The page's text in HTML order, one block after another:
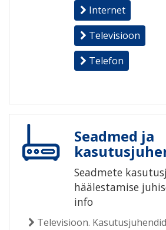
Internet
Televisioon
Telefon
Seadmed ja
Seadmete
häälestamise
info
Televisioon. Kasutusjuhendid